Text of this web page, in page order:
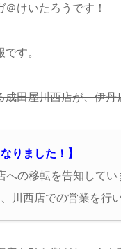
＠けいたろうです！
す。
成田屋川西店が、伊
りました！】
への移転を告知してい
川西店での営業を行い